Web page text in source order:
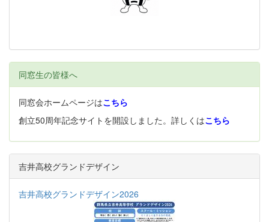
同窓生の皆様へ
同窓会ホームページはこちら
創立50周年記念サイトを開設しました。詳しくはこちら
吉井高校グランドデザイン
吉井高校グランドデザイン2026